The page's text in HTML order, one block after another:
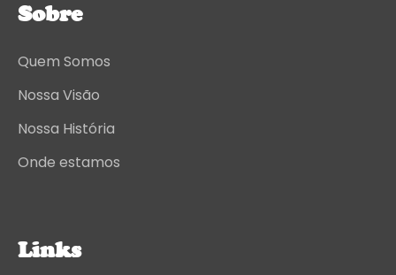
Sobre
Quem Somos
Nossa Visão
Nossa História
Onde estamos
Links